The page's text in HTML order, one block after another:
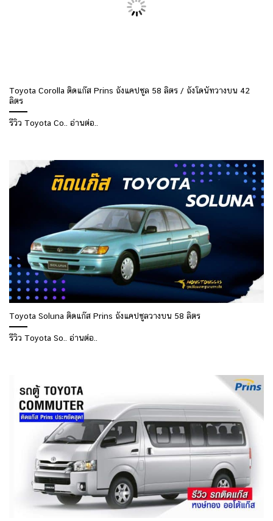
Toyota Corolla ติดแก๊ส Prins ถังแคปซูล 58 ลิตร / ถังโดนัทวางบน 42
ลิตร
รีวิว Toyota Co.. อ่านต่อ..
Toyota Soluna ติดแก๊ส Prins ถังแคปซูลวางบน 58 ลิตร
รีวิว Toyota So.. อ่านต่อ..